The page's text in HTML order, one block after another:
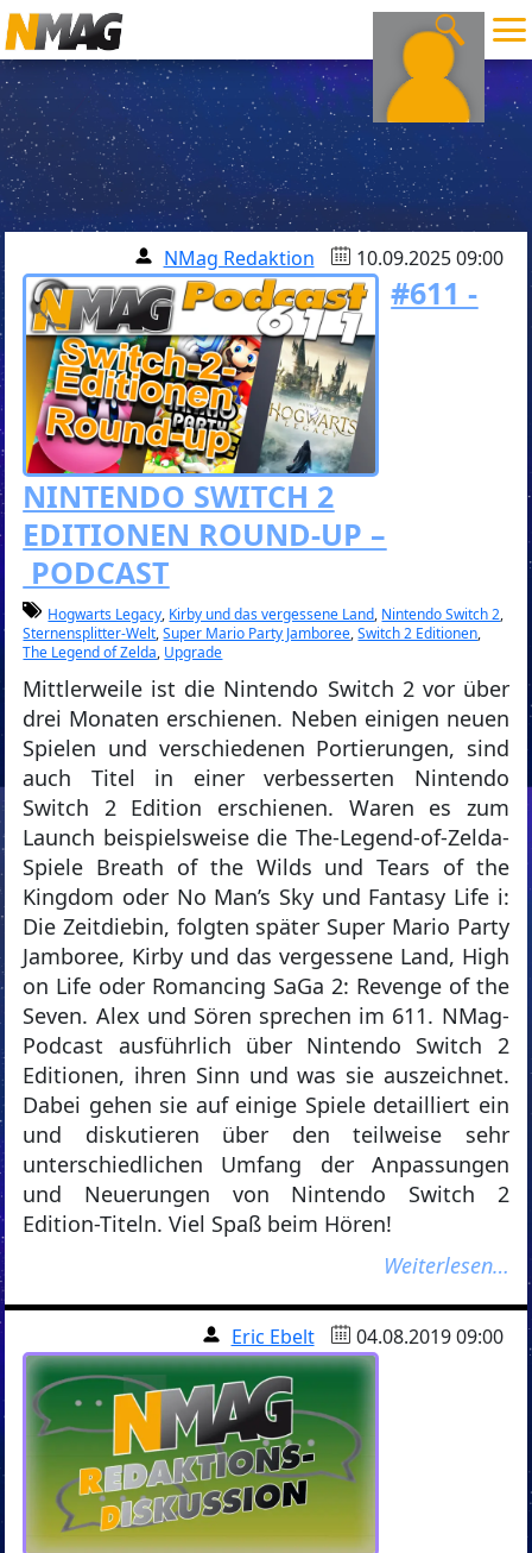
NMag Redaktion 10.09.2025 09:00
#611 -
NINTENDO SWITCH 2
EDITIONEN ROUND-UP –
PODCAST
Hogwarts Legacy, Kirby und das vergessene Land, Nintendo Switch 2,
Sternensplitter-Welt,Super Mario Party Jamboree,Switch 2 Editionen,
The Legend of Zelda, Upgrade
Mittlerweile ist die Nintendo Switch 2 vor über
drei Monaten erschienen. Neben einigen neuen
Spielen und verschiedenen Portierungen, sind
auch Titel in einer verbesserten Nintendo
Switch 2 Edition erschienen. Waren es zum
Launch beispielsweise die The-Legend-of-Zelda-
Spiele Breath of the Wilds und Tears of the
Kingdom oder No Man’s Sky und Fantasy Life i:
Die Zeitdiebin, folgten später Super Mario Party
Jamboree, Kirby und das vergessene Land, High
on Life oder Romancing SaGa 2: Revenge of the
Seven. Alex und Sören sprechen im 611. NMag-
Podcast ausführlich über Nintendo Switch 2
Editionen, ihren Sinn und was sie auszeichnet.
Dabei gehen sie auf einige Spiele detailliert ein
und diskutieren über den teilweise sehr
unterschiedlichen Umfang der Anpassungen
und Neuerungen von Nintendo Switch 2
Edition-Titeln. Viel Spaß beim Hören!
Weiterlesen…
Eric Ebelt 04.08.2019 09:00